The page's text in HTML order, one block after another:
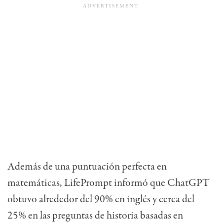
Además de una puntuación perfecta en
matemáticas, LifePrompt informó que ChatGPT
obtuvo alrededor del 90% en inglés y cerca del
25% en las preguntas de historia basadas en